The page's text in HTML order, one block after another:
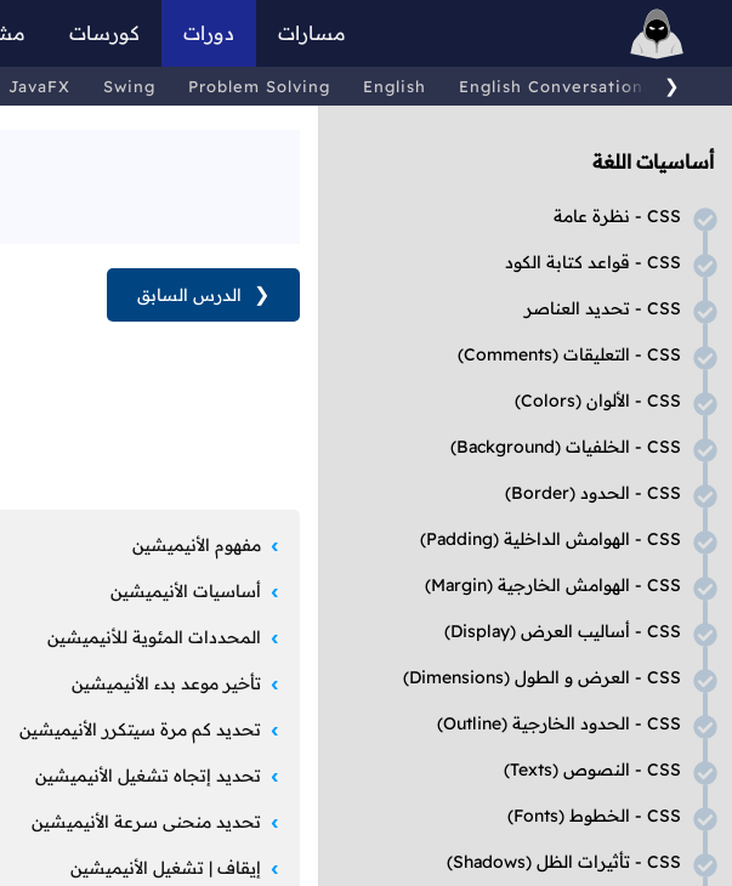
مسارات دورات كورسات
JavaFX Swing Problem Solving English English Conversations ❯
أساسيات اللغة
CSS - نظرة عامة
CSS - قواعد كتابة الكود
CSS - تحديد العناصر
CSS - التعليقات (Comments)
CSS - الألوان (Colors)
CSS - الخلفيات (Background)
CSS - الحدود (Border)
CSS - الهوامش الداخلية (Padding)
CSS - الهوامش الخارجية (Margin)
CSS - أساليب العرض (Display)
CSS - العرض و الطول (Dimensions)
CSS - الحدود الخارجية (Outline)
CSS - النصوص (Texts)
CSS - الخطوط (Fonts)
CSS - تأثيرات الظل (Shadows)
❮ الدرس السابق
مفهوم الأنيميشين
أساسيات الأنيميشين
المحددات المئوية للأنيميشين
تأخير موعد بدء الأنيميشين
تحديد كم مرة سيتكرر الأنيميشين
تحديد إتجاه تشغيل الأنيميشين
تحديد منحنى سرعة الأنيميشين
إيقاف | تشغيل الأنيميشين